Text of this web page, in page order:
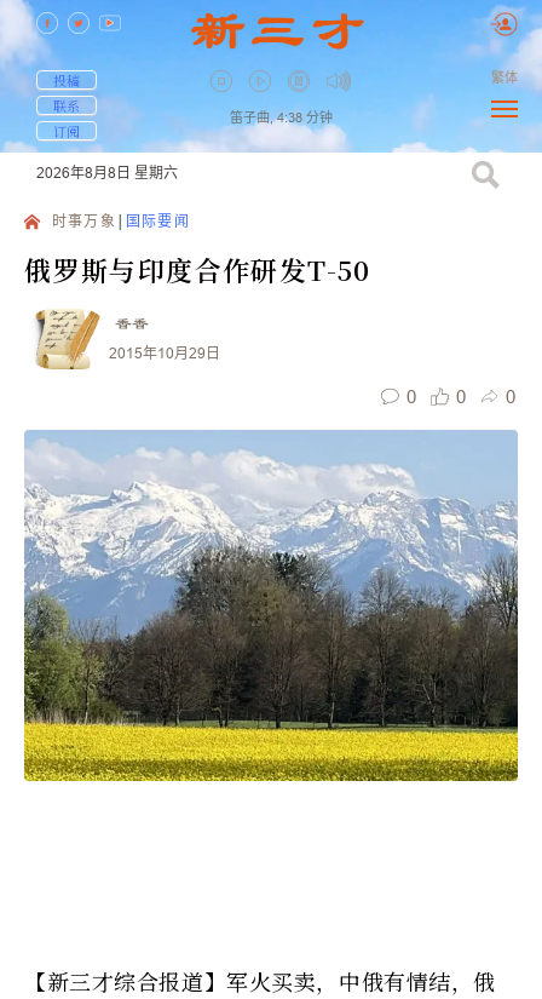
投稿
联系
订阅
笛子曲, 4:38 分钟
繁体
2026年8月8日 星期六
时事万象 国际要闻
俄罗斯与印度合作研发T-50
香香
2015年10月29日
0 0 0
【新三才综合报道】军火买卖，中俄有情结，俄